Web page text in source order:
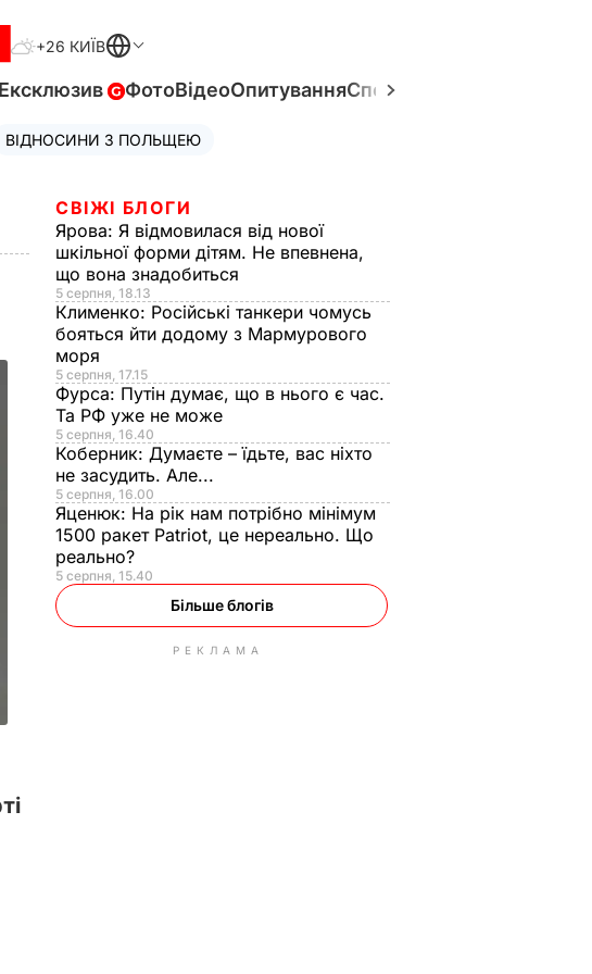
+26 КИЇВ
Ексклюзив ФотоВідеоОпитуванняСпецпроєкти
ВІДНОСИНИ З ПОЛЬЩЕЮ
СВІЖІ БЛОГИ
Ярова: Я відмовилася від нової
шкільної форми дітям. Не впевнена,
що вона знадобиться
5 серпня, 18.13
Клименко: Російські танкери чомусь
бояться йти додому з Мармурового
моря
5 серпня, 17.15
Фурса: Путін думає, що в нього є час.
Та РФ уже не може
5 серпня, 16.40
Коберник: Думаєте – їдьте, вас ніхто
не засудить. Але...
5 серпня, 16.00
Яценюк: На рік нам потрібно мінімум
1500 ракет Patriot, це нереально. Що
реально?
5 серпня, 15.40
Більше блогів
РЕКЛАМА